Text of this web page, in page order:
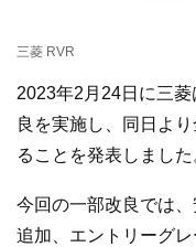
三菱 RVR
2023年2月24日に三菱
良を実施し、同日よ
ることを発表しました
今回の一部改良では
追加、エントリーグ